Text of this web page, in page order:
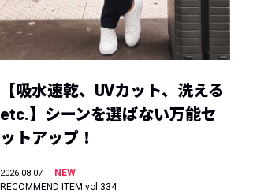
【吸水速乾、UVカット、洗える
etc.】シーンを選ばない万能セ
ットアップ！
2026.08.07
NEW
RECOMMEND ITEM vol.334